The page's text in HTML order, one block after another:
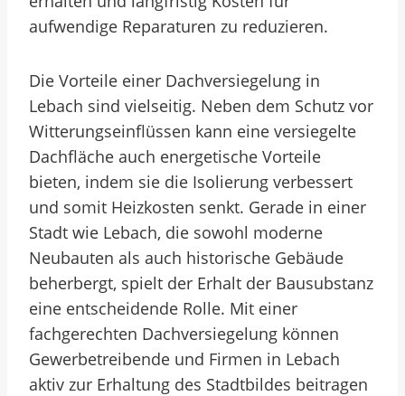
aufwendige Reparaturen zu reduzieren.
Die Vorteile einer Dachversiegelung in
Lebach sind vielseitig. Neben dem Schutz vor
Witterungseinflüssen kann eine versiegelte
Dachfläche auch energetische Vorteile
bieten, indem sie die Isolierung verbessert
und somit Heizkosten senkt. Gerade in einer
Stadt wie Lebach, die sowohl moderne
Neubauten als auch historische Gebäude
beherbergt, spielt der Erhalt der Bausubstanz
eine entscheidende Rolle. Mit einer
fachgerechten Dachversiegelung können
Gewerbetreibende und Firmen in Lebach
aktiv zur Erhaltung des Stadtbildes beitragen